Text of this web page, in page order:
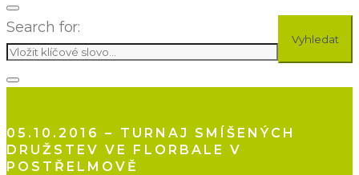
Search for:
Vyhledat
05.10.2016 – TURNAJ SMÍŠENÝCH
DRUŽSTEV VE FLORBALE V
POSTŘELMOVĚ